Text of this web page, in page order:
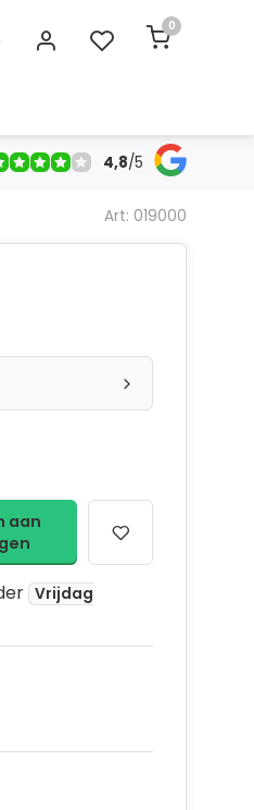
0
in huis! Gratis
4,8/5
Art: 019000
aan
Vrijdag